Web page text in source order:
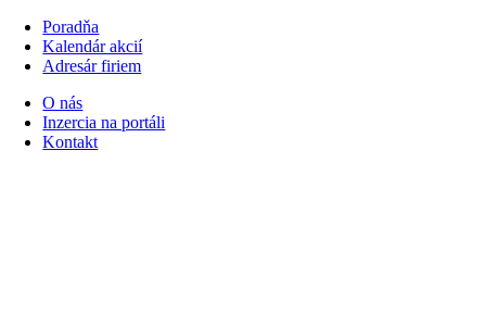
Poradňa
Kalendár akcií
Adresár firiem
O nás
Inzercia na portáli
Kontakt